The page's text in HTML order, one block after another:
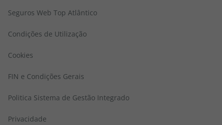
Seguros Web Top Atlântico
Condições de Utilização
Cookies
FIN e Condições Gerais
Politica Sistema de Gestão Integrado
Privacidade